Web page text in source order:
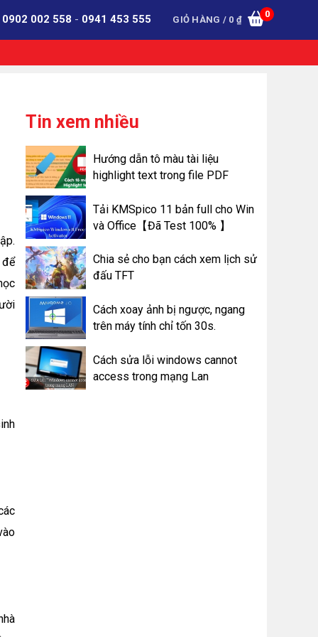
GIỎ HÀNG / 0 ₫
0
0902 002 558 - 0941 453 555
để
Tin xem nhiều
Hướng dẫn tô màu tài liệu
highlight text trong file PDF
Tải KMSpico 11 bản full cho Win
và Office【Đã Test 100% 】
Chia sẻ cho bạn cách xem lịch sử
đấu TFT
Cách xoay ảnh bị ngược, ngang
trên máy tính chỉ tốn 30s.
Cách sửa lỗi windows cannot
access trong mạng Lan